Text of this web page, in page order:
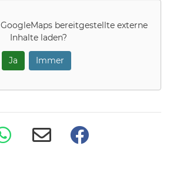
GoogleMapsbereitgestellte externe
Inhalte laden?
Ja Immer